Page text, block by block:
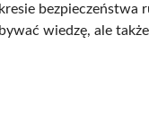
wiedzę, ale